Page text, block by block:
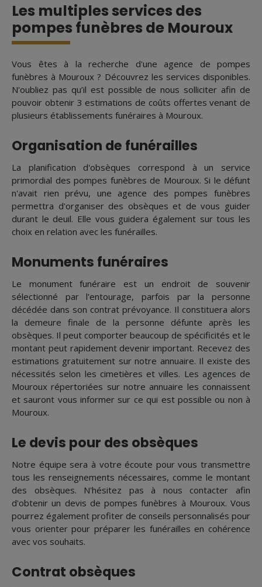
Les multiples services des
pompes funèbres de Mouroux
Vous êtes à la recherche d'une agence de pompes
funèbres à Mouroux ? Découvrez les services disponibles.
N'oubliez pas qu’il est possible de nous solliciter afin de
pouvoir obtenir 3 estimations de coûts offertes venant de
plusieurs établissements funéraires à Mouroux.
Organisation de funérailles
La planification d'obsèques correspond à un service
primordial des pompes funèbres de Mouroux. Si le défunt
n'avait rien prévu, une agence des pompes funèbres
permettra d'organiser des obsèques et de vous guider
durant le deuil. Elle vous guidera également sur tous les
choix en relation avec les funérailles.
Monuments funéraires
Le monument funéraire est un endroit de souvenir
sélectionné par l'entourage, parfois par la personne
décédée dans son contrat prévoyance. Il constituera alors
la demeure finale de la personne défunte après les
obsèques. Il peut comporter beaucoup de spécificités et le
montant peut rapidement devenir important. Recevez des
estimations gratuitement sur notre annuaire. Il existe des
nécessités selon les cimetières et villes. Les agences de
Mouroux répertoriées sur notre annuaire les connaissent
et sauront vous informer sur ce qui est possible ou non à
Mouroux.
Le devis pour des obsèques
Notre équipe sera à votre écoute pour vous transmettre
tous les renseignements nécessaires, comme le montant
des obsèques. N'hésitez pas à nous contacter afin
d'obtenir un devis de pompes funèbres à Mouroux. Vous
pourrez également profiter de conseils personnalisés pour
vous orienter pour préparer les funérailles en cohérence
avec vos souhaits.
Contrat obsèques